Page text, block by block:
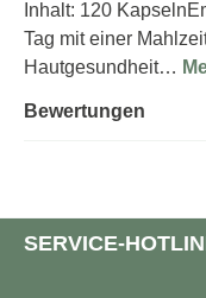
Inhalt: 120
Tag mit einer
Hautgesundheit…
Bewertungen
SERVICE-